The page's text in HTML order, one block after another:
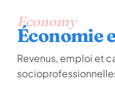
Economy
Économie
Revenus, emploi et